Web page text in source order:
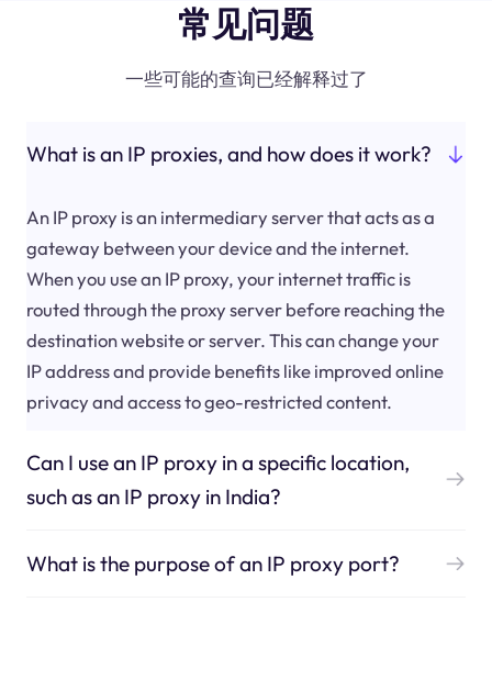
常见问题
一些可能的查询已经解释过了
What is an IP proxies, and how does it work?
An IP proxy is an intermediary server that acts as a
gateway between your device and the internet.
When you use an IP proxy, your internet traffic is
routed through the proxy server before reaching the
destination website or server. This can change your
IP address and provide benefits like improved online
privacy and access to geo-restricted content.
Can I use an IP proxy in a specific location,
such as an IP proxy in India?
What is the purpose of an IP proxy port?